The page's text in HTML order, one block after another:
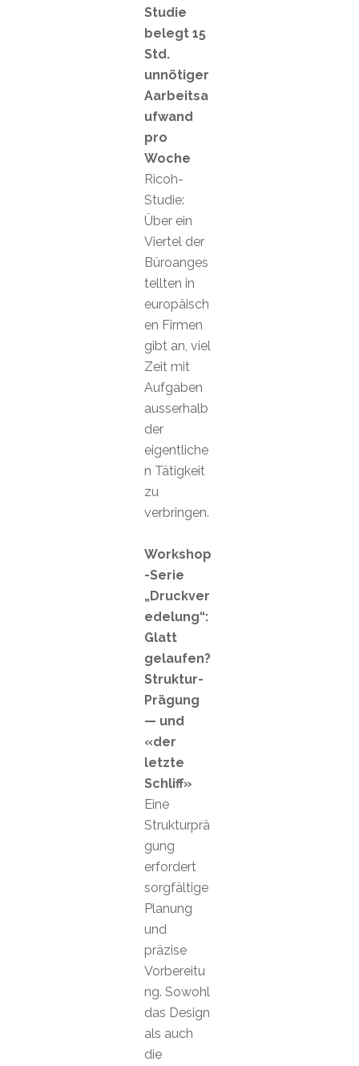
Studie
belegt 15
Std.
unnötiger
Aarbeitsa
ufwand
pro
Woche
Ricoh-
Studie:
Über ein
Viertel der
Büroanges
tellten in
europäisch
en Firmen
gibt an, viel
Zeit mit
Aufgaben
ausserhalb
der
eigentliche
n Tätigkeit
zu
verbringen.
Workshop
-Serie
„Druckver
edelung“:
Glatt
gelaufen?
Struktur-
Prägung
— und
«der
letzte
Schliff»
Eine
Strukturprä
gung
erfordert
sorgfältige
Planung
und
präzise
Vorbereitu
ng. Sowohl
das Design
als auch
die